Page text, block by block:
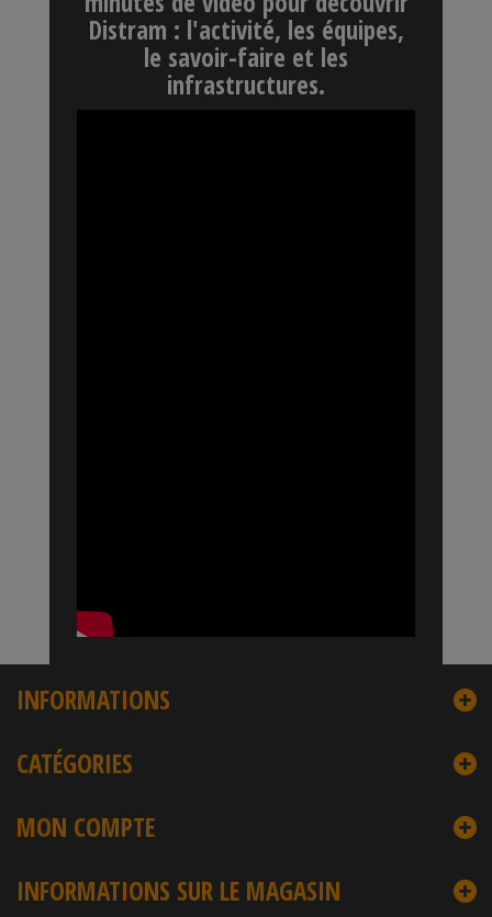
Distram : l'activité, les équipes,
le savoir-faire et les
infrastructures.
INFORMATIONS
CATÉGORIES
MON COMPTE
INFORMATIONS SUR LE MAGASIN